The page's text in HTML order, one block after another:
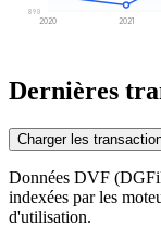
890
2020 2021
Dernières
Charger les
Données DVF
indexées par les
d'utilisation.